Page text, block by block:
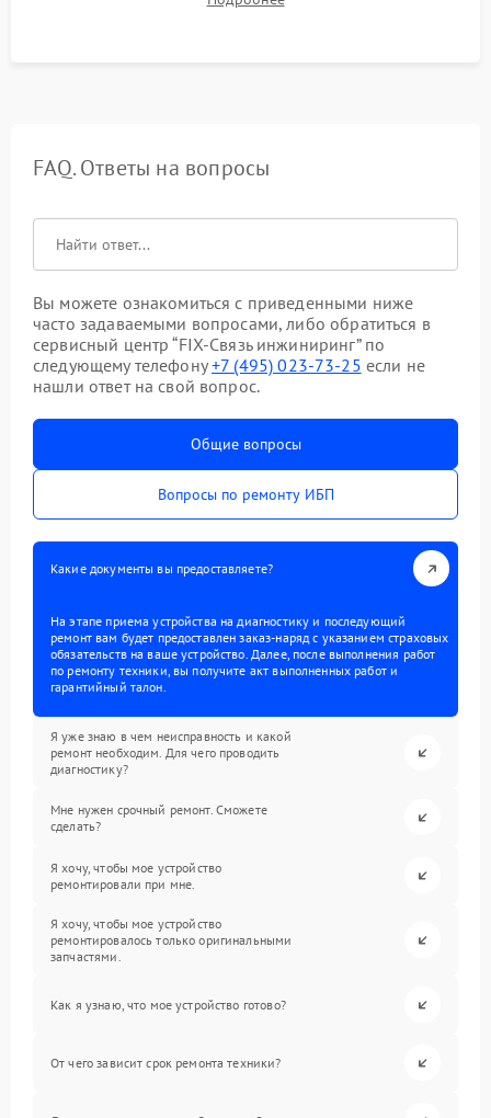
корректности формы выходного сигнала.
FAQ. Ответы на вопросы
Вы можете ознакомиться с приведенными ниже
часто задаваемыми вопросами, либо обратиться в
сервисный центр “FIX-Связь инжиниринг” по
следующему телефону+7 (495) 023-73-25 если не
нашли ответ на свой вопрос.
Общие вопросы
Вопросы по ремонту ИБП
Какие документы вы предоставляете?
На этапе приема устройства на диагностику и последующий
ремонт вам будет предоставлен заказ-наряд с указанием страховых
обязательств на ваше устройство. Далее, после выполнения работ
по ремонту техники, вы получите акт выполненных работ и
гарантийный талон.
Я уже знаю в чем неисправность и какой
ремонт необходим. Для чего проводить
диагностику?
Мне нужен срочный ремонт. Сможете
сделать?
Я хочу, чтобы мое устройство
ремонтировали при мне.
Я хочу, чтобы мое устройство
ремонтировалось только оригинальными
запчастями.
Как я узнаю, что мое устройство готово?
От чего зависит срок ремонта техники?